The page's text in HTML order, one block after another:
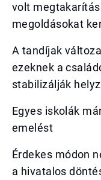
volt
megoldásokat
A tandíjak
ezeknek a
stabilizálják
Egyes iskolák
emelést
Érdekes módon
a hivatalos